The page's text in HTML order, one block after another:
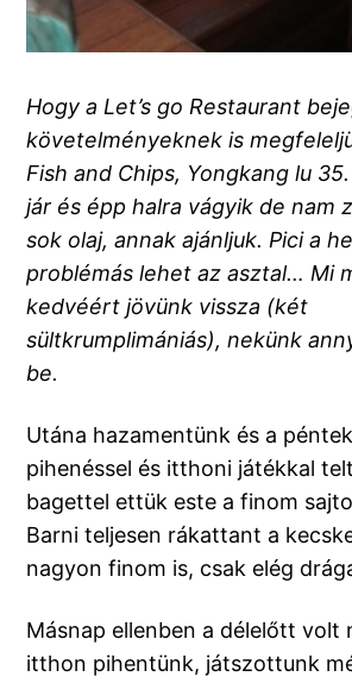
Hogy a Let’s go Restaurant
követelményeknek is
Fish and Chips, Yongkang lu
jár és épp halra vágyik de nam
sok olaj, annak ajánljuk. Pici a
problémás lehet az asztal… Mi
kedvéért jövünk vissza (két
sültkrumplimániás), nekünk
be.
Utána hazamentünk és a
pihenéssel és itthoni játékkal
bagettel ettük este a finom
Barni teljesen rákattant a
nagyon finom is, csak elég
Másnap ellenben a délelőtt volt
itthon pihentünk, játszottunk